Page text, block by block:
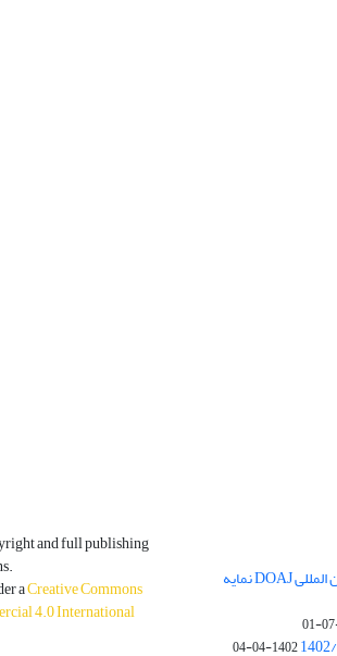
مجله فیزیک زمین و فضا در پایگاه بین المللی DOAJ نمایه
1402-04-04
and full publishing
aCreative Commons
4.0 International